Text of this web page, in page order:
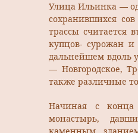
Улица Ильинка —
сохранившихся
трассы считается
купцов- сурожан
дальнейшем вдоль
— Новгородское,
также различные
Начиная с
монастырь,